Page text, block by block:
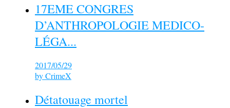
17EME CONGRES
D’ANTHROPOLOGIE MEDICO-
LÉGA...
2017/05/29
byCrimeX
Détatouage mortel